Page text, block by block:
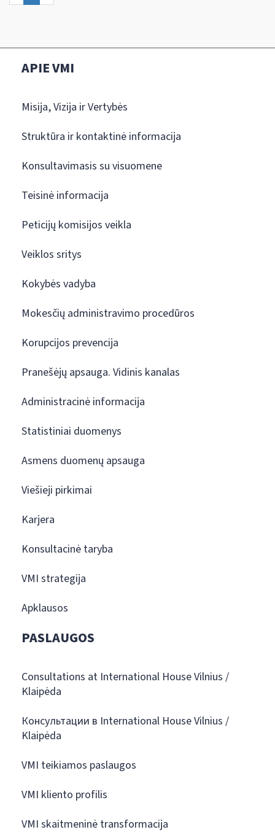
APIE VMI
Misija, Vizija ir Vertybės
Struktūra ir kontaktinė informacija
Konsultavimasis su visuomene
Teisinė informacija
Peticijų komisijos veikla
Veiklos sritys
Kokybės vadyba
Mokesčių administravimo procedūros
Korupcijos prevencija
Pranešėjų apsauga. Vidinis kanalas
Administracinė informacija
Statistiniai duomenys
Asmens duomenų apsauga
Viešieji pirkimai
Karjera
Konsultacinė taryba
VMI strategija
Apklausos
PASLAUGOS
Consultations at International House Vilnius /
Klaipėda
Консультации в International House Vilnius /
Klaipėda
VMI teikiamos paslaugos
VMI kliento profilis
VMI skaitmeninė transformacija